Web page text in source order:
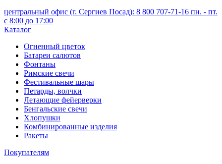
центральный офис (г. Сергиев Посад): 8 800 707-71-16 пн. - пт.
с 8:00 до 17:00
Каталог
Огненный цветок
Батареи салютов
Фонтаны
Римские свечи
Фестивальные шары
Петарды, волчки
Летающие фейерверки
Бенгальские свечи
Хлопушки
Комбинированные изделия
Ракеты
Покупателям